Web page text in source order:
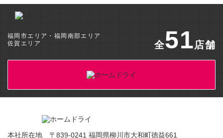
福岡市エリア・福岡南部エリア
佐賀エリア
全51店舗
本社所在地 〒839-0241 福岡県柳川市大和町徳益661